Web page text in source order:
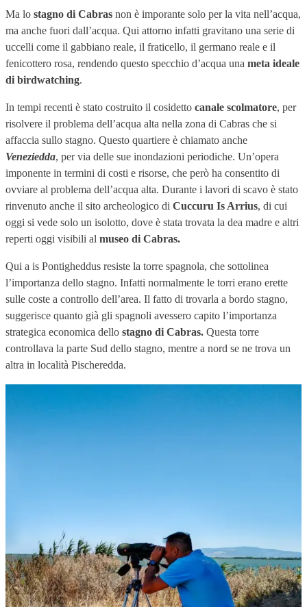
Ma lo stagno di Cabras non è imporante solo per la vita nell’acqua,
ma anche fuori dall’acqua. Qui attorno infatti gravitano una serie di
uccelli come il gabbiano reale, il fraticello, il germano reale e il
fenicottero rosa, rendendo questo specchio d’acqua una meta ideale
di birdwatching.
In tempi recenti è stato costruito il cosidetto canale scolmatore, per
risolvere il problema dell’acqua alta nella zona di Cabras che si
affaccia sullo stagno. Questo quartiere è chiamato anche
Veneziedda, per via delle sue inondazioni periodiche. Un’opera
imponente in termini di costi e risorse, che però ha consentito di
ovviare al problema dell’acqua alta. Durante i lavori di scavo è stato
rinvenuto anche il sito archeologico di Cuccuru Is Arrius, di cui
oggi si vede solo un isolotto, dove è stata trovata la dea madre e altri
reperti oggi visibili al museo di Cabras.
Qui a is Pontigheddus resiste la torre spagnola, che sottolinea
l’importanza dello stagno. Infatti normalmente le torri erano erette
sulle coste a controllo dell’area. Il fatto di trovarla a bordo stagno,
suggerisce quanto già gli spagnoli avessero capito l’importanza
strategica economica dello stagno di Cabras. Questa torre
controllava la parte Sud dello stagno, mentre a nord se ne trova un
altra in località Pischeredda.